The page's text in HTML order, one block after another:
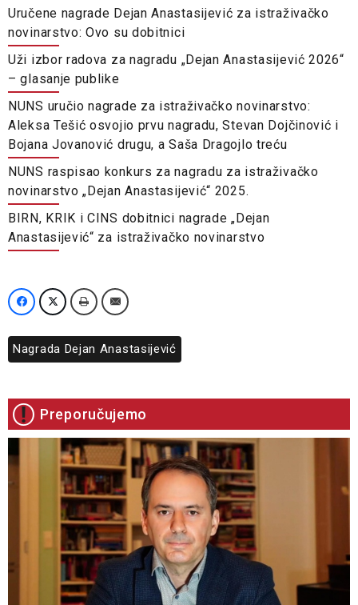
Uručene nagrade Dejan Anastasijević za istraživačko
novinarstvo: Ovo su dobitnici
Uži izbor radova za nagradu „Dejan Anastasijević 2026“
– glasanje publike
NUNS uručio nagrade za istraživačko novinarstvo:
Aleksa Tešić osvojio prvu nagradu, Stevan Dojčinović i
Bojana Jovanović drugu, a Saša Dragojlo treću
NUNS raspisao konkurs za nagradu za istraživačko
novinarstvo „Dejan Anastasijević“ 2025.
BIRN, KRIK i CINS dobitnici nagrade „Dejan
Anastasijević“ za istraživačko novinarstvo
Nagrada Dejan Anastasijević
Preporučujemo